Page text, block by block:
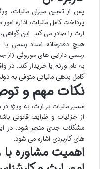
پس از تعیین میزان مالیات،
پرداخت کامل مالیات، اداره
ارث را صادر می کند. این
هیچ دفترخانه اسناد رسمی یا
رسمی دارایی های موروثی (از
به نام ورثه یا خریدار کند. در
کامل بدهی مالیاتی متوفی به
نکات مهم و
مسیر مالیات بر ارث، به ویژه
از جزئیات و ظرایف قانونی
مشکلات جدی منجر شود. در
های کاربردی اشاره می شود:
اهمیت مشاوره